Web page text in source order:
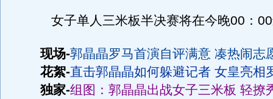
女子单人三米板半决赛将在今晚00：00
现场-郭晶晶罗马首演自评满意 凑热闹志
花絮-直击郭晶晶如何躲避记者 女皇亮相
独家-组图：郭晶晶出战女子三米板 轻撩